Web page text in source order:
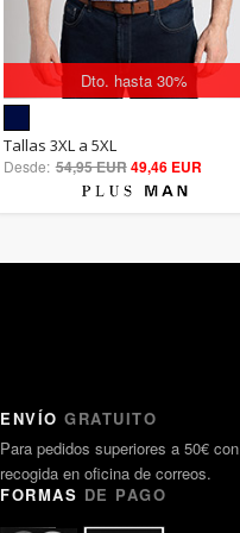
Dto. hasta 30%
5.00
out of 5
Tallas 3XL a 5XL
Desde: 54,95 EUR49,46 EUR
ENVÍO GRATUITO
Para pedidos superiores a 50€ con
recogida en oficina de correos.
FORMAS DE PAGO